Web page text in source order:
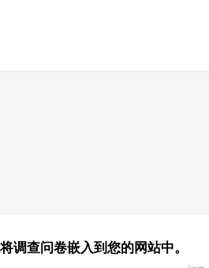
调查问卷嵌入到您的网站中。